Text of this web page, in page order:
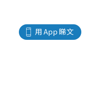
用 App 睇文